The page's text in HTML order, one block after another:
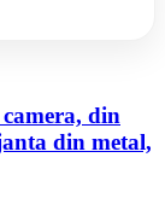
din
din metal,